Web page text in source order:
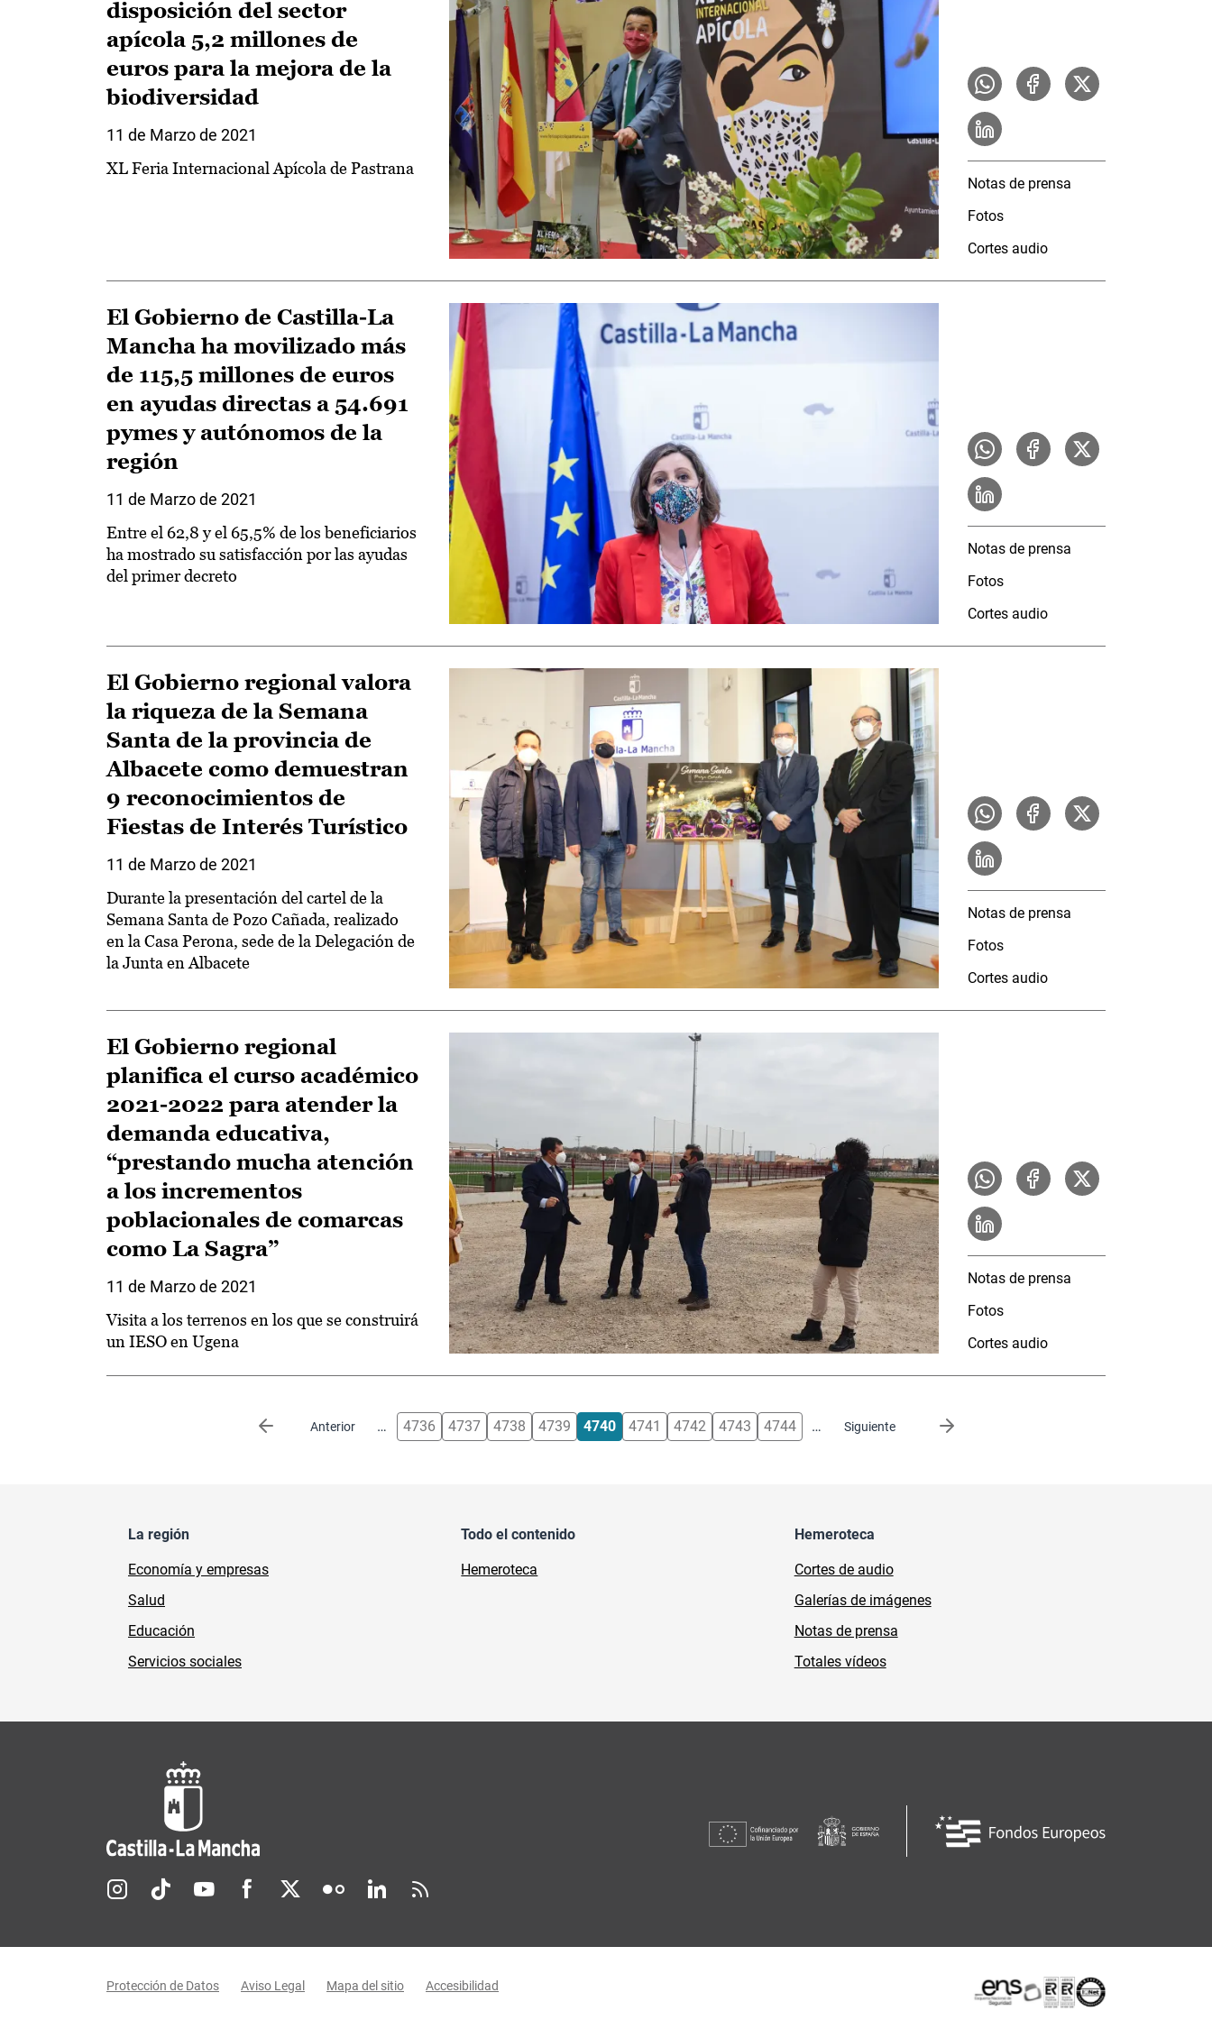
disposición del sector
apícola 5,2 millones de
euros para la mejora de la
biodiversidad
11 de Marzo de 2021
XL Feria Internacional Apícola de Pastrana
Notas de prensa
Fotos
Cortes audio
El Gobierno de Castilla-La
Mancha ha movilizado más
de 115,5 millones de euros
en ayudas directas a 54.691
pymes y autónomos de la
región
11 de Marzo de 2021
Entre el 62,8 y el 65,5% de los beneficiarios
ha mostrado su satisfacción por las ayudas
del primer decreto
Notas de prensa
Fotos
Cortes audio
El Gobierno regional valora
la riqueza de la Semana
Santa de la provincia de
Albacete como demuestran
9 reconocimientos de
Fiestas de Interés Turístico
11 de Marzo de 2021
Durante la presentación del cartel de la
Semana Santa de Pozo Cañada, realizado
en la Casa Perona, sede de la Delegación de
la Junta en Albacete
Notas de prensa
Fotos
Cortes audio
El Gobierno regional
planifica el curso académico
2021-2022 para atender la
demanda educativa,
“prestando mucha atención
a los incrementos
poblacionales de comarcas
como La Sagra”
11 de Marzo de 2021
Visita a los terrenos en los que se construirá
un IESO en Ugena
Notas de prensa
Fotos
Cortes audio
Anterior
Página anterior … 4736 4737 4738 4739 4740 4741 4742 4743 4744 … Siguiente
Siguiente página
La región
Economía y empresas
Salud
Educación
Servicios sociales
Todo el contenido
Hemeroteca
Hemeroteca
Cortes de audio
Galerías de imágenes
Notas de prensa
Totales vídeos
Redes sociales JCCM
Protección de Datos Aviso Legal Mapa del sitio Accesibilidad Certificaciones